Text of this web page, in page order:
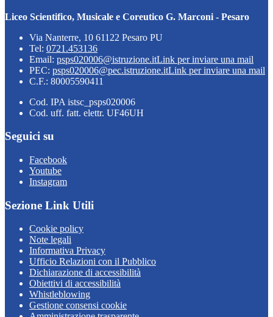
Liceo Scientifico, Musicale e Coreutico G. Marconi - Pesaro
Via Nanterre, 10 61122 Pesaro PU
Tel: 0721.453136
Email: psps020006@istruzione.itLink per inviare una mail
PEC: psps020006@pec.istruzione.itLink per inviare una mail
C.F.: 80005590411
Cod. IPA istsc_psps020006
Cod. uff. fatt. elettr. UF46UH
Seguici su
Facebook
Youtube
Instagram
Sezione Link Utili
Cookie policy
Note legali
Informativa Privacy
Ufficio Relazioni con il Pubblico
Dichiarazione di accessibilità
Obiettivi di accessibilità
Whistleblowing
Gestione consensi cookie